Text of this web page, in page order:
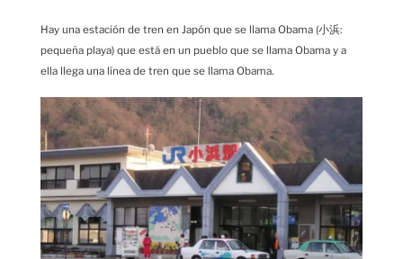
Hay una estación de tren en Japón que se llama Obama (小浜:
pequeña playa) que está en un pueblo que se llama Obama y a
ella llega una línea de tren que se llama Obama.